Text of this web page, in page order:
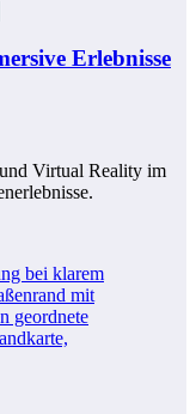
Erlebnisse
Virtual Reality im